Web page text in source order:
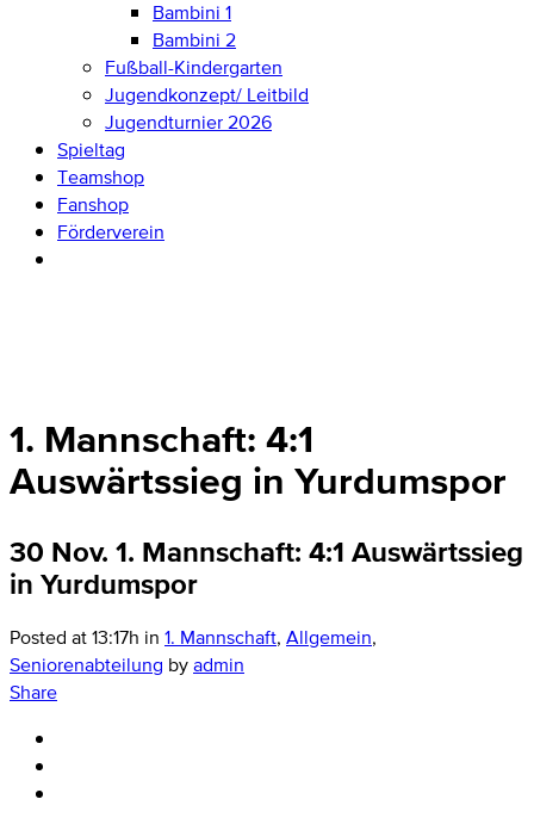
Bambini 1
Bambini 2
Fußball-Kindergarten
Jugendkonzept/ Leitbild
Jugendturnier 2026
Spieltag
Teamshop
Fanshop
Förderverein
1. Mannschaft: 4:1
Auswärtssieg in Yurdumspor
30 Nov. 1. Mannschaft: 4:1 Auswärtssieg
in Yurdumspor
Posted at 13:17h in 1. Mannschaft, Allgemein,
Seniorenabteilung byadmin
Share